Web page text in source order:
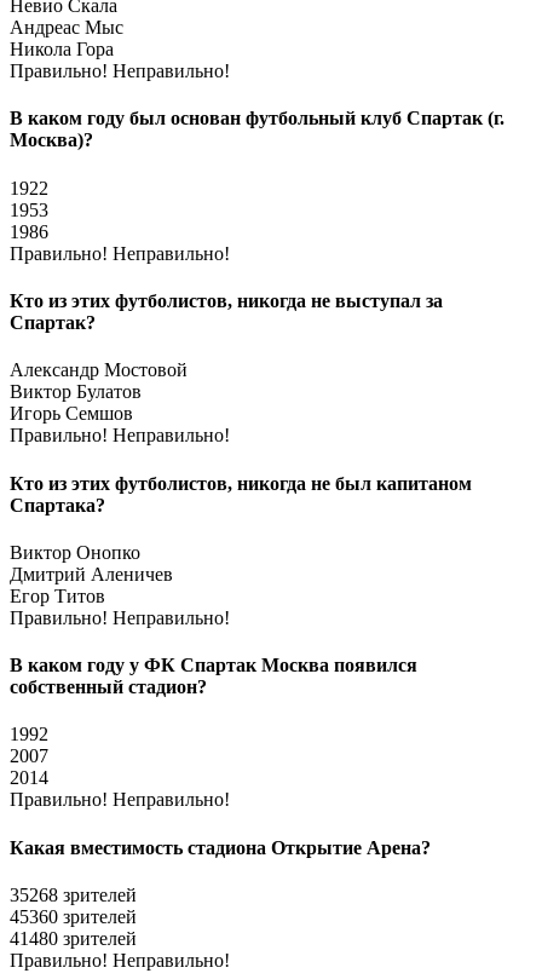
Невио Скала
Андреас Мыс
Никола Гора
Правильно! Неправильно!
В каком году был основан футбольный клуб Спартак (г.
Москва)?
1922
1953
1986
Правильно! Неправильно!
Кто из этих футболистов, никогда не выступал за
Спартак?
Александр Мостовой
Виктор Булатов
Игорь Семшов
Правильно! Неправильно!
Кто из этих футболистов, никогда не был капитаном
Спартака?
Виктор Онопко
Дмитрий Аленичев
Егор Титов
Правильно! Неправильно!
В каком году у ФК Спартак Москва появился
собственный стадион?
1992
2007
2014
Правильно! Неправильно!
Какая вместимость стадиона Открытие Арена?
35268 зрителей
45360 зрителей
41480 зрителей
Правильно! Неправильно!